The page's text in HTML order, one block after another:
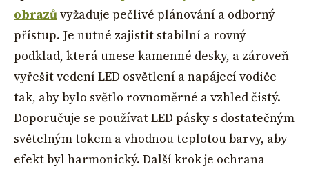
obrazůvyžaduje pečlivé plánování a odborný
přístup. Je nutné zajistit stabilní a rovný
podklad, která unese kamenné desky, a zároveň
vyřešit vedení LED osvětlení a napájecí vodiče
tak, aby bylo světlo rovnoměrné a vzhled čistý.
Doporučuje se používat LED pásky s dostatečným
světelným tokem a vhodnou teplotou barvy, aby
efekt byl harmonický. Další krok je ochrana